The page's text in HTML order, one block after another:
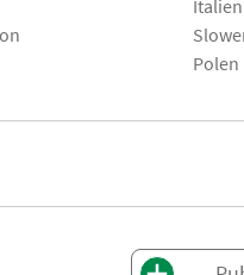
Italien
Polen